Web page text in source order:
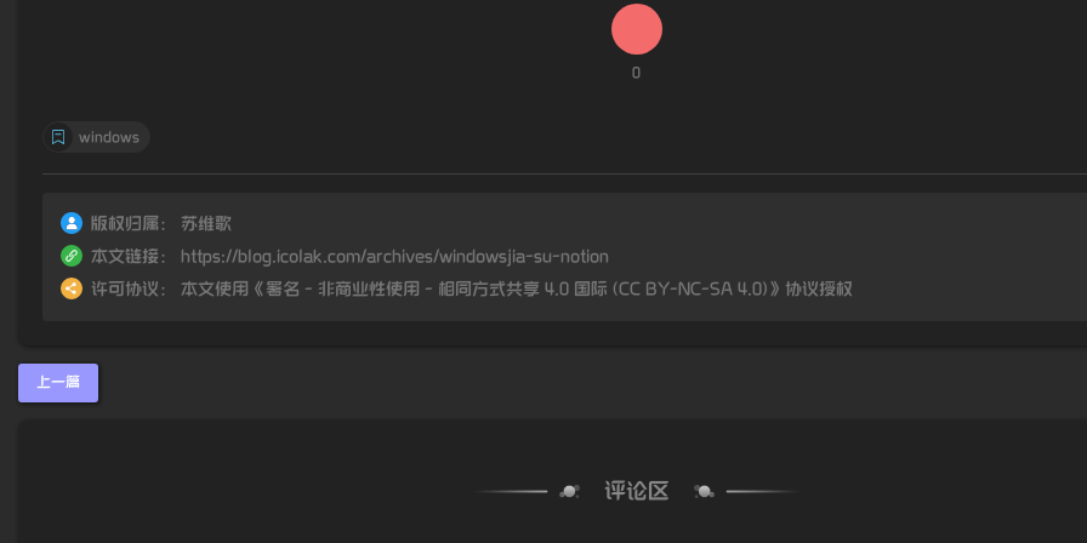
0
windows
版权归属：
苏维歌
本文链接：
https://blog.icolak.com/archives/windowsjia-su-notion
许可协议：
本文使用《署名 - 非商业性使用 - 相同方式共享 4.0 国际 (CC BY-NC-SA 4.0) 》协议授权
上一篇
评论区